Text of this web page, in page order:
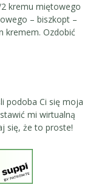
kremu miętowego
– biszkopt –
kremem. Ozdobić
podoba Ci się moja
mi wirtualną
się, że to proste!